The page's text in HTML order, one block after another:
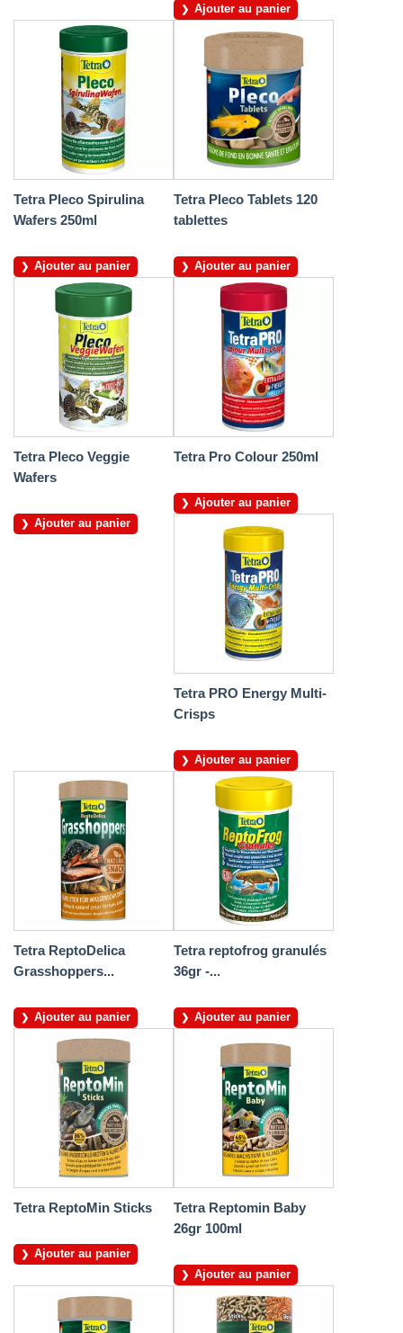
Ajouter au panier
Tetra Pleco Spirulina
Wafers 250ml
Ajouter au panier
Tetra Pleco Tablets 120
tablettes
Ajouter au panier
Tetra Pleco Veggie
Wafers
Ajouter au panier
Tetra Pro Colour 250ml
Ajouter au panier
Tetra PRO Energy Multi-
Crisps
Ajouter au panier
Tetra ReptoDelica
Grasshoppers...
Ajouter au panier
Tetra reptofrog granulés
36gr -...
Ajouter au panier
Tetra ReptoMin Sticks
Ajouter au panier
Tetra Reptomin Baby
26gr 100ml
Ajouter au panier